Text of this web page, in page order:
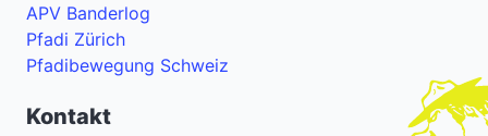
APV Banderlog
Pfadi Zürich
Pfadibewegung Schweiz
Kontakt